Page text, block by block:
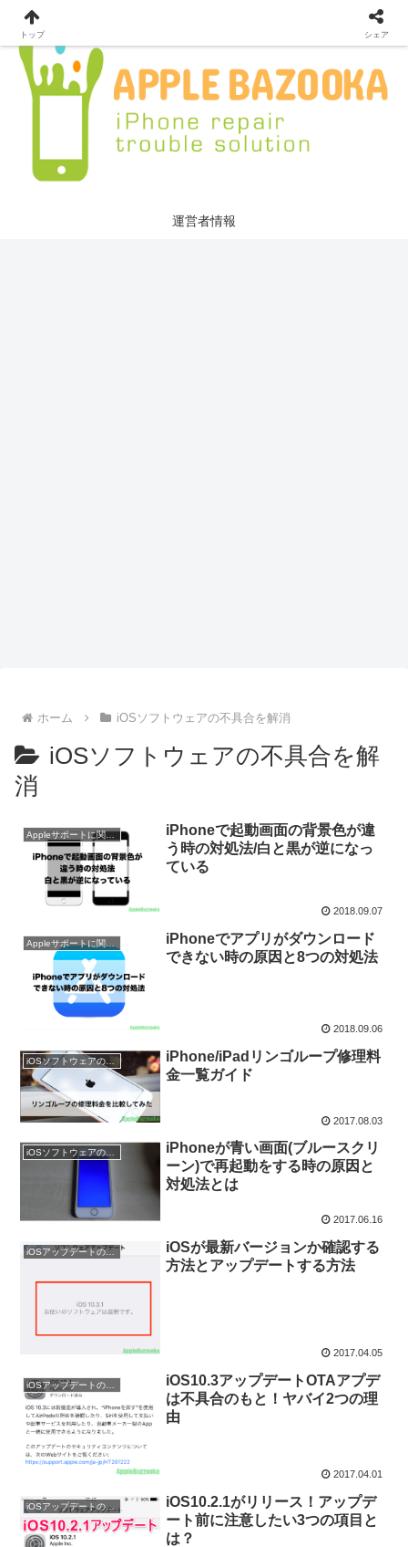
運営者情報
ホーム iOSソフトウェアの不具合を解消
iOSソフトウェアの不具合を解
消
Appleサポートに関するトピック
iPhoneで起動画面の背景色が違
う時の対処法/白と黒が逆になっ
ている
2018.09.07
iPhoneでアプリがダウンロード
できない時の原因と8つの対処法
2018.09.06
iPhone/iPadリンゴループ修理料
金一覧ガイド
2017.08.03
iPhoneが青い画面(ブルースクリ
ーン)で再起動をする時の原因と
対処法とは
2017.06.16
iOSアップデートの問題を解消
iOSが最新バージョンか確認する
方法とアップデートする方法
2017.04.05
iOS10.3アップデートOTAアプデ
は不具合のもと！ヤバイ2つの理
由
2017.04.01
iOSアップデートの問題を解消
iOS10.2.1がリリース！アップデ
ート前に注意したい3つの項目と
は？
トップ シェア